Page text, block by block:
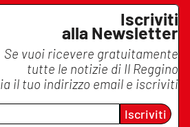
Iscriviti
alla Newsletter
Se vuoi ricevere gratuitamente
tutte le notizie di Il Reggino
il tuo indirizzo email e iscriviti
Iscriviti